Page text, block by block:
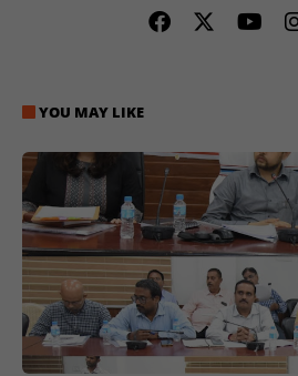
YOU MAY LIKE